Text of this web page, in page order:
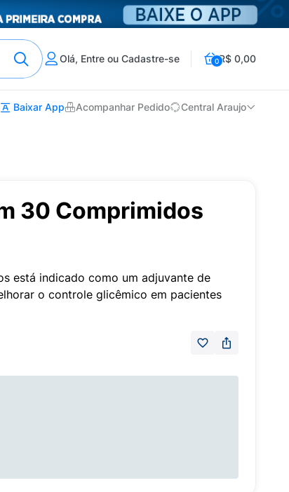
Olá, Entre ou Cadastre-se 0R$ 0,00
Baixar App Acompanhar Pedido Central Araujo
30 Comprimidos
está indicado como um adjuvante de
o controle glicêmico em pacientes